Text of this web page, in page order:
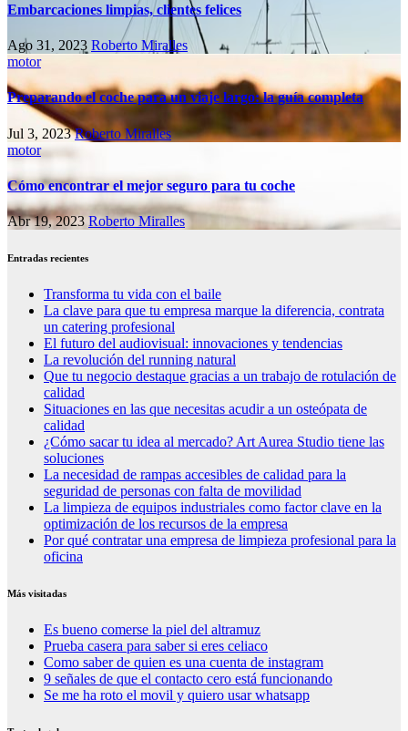
Embarcaciones limpias, clientes felices
Ago 31, 2023 Roberto Miralles
motor
Preparando el coche para un viaje largo: la guía completa
Jul 3, 2023Roberto Miralles
motor
Cómo encontrar el mejor seguro para tu coche
Abr 19, 2023Roberto Miralles
Entradas recientes
Transforma tu vida con el baile
La clave para que tu empresa marque la diferencia, contrata
un catering profesional
El futuro del audiovisual: innovaciones y tendencias
La revolución del running natural
Que tu negocio destaque gracias a un trabajo de rotulación de
calidad
Situaciones en las que necesitas acudir a un osteópata de
calidad
¿Cómo sacar tu idea al mercado? Art Aurea Studio tiene las
soluciones
La necesidad de rampas accesibles de calidad para la
seguridad de personas con falta de movilidad
La limpieza de equipos industriales como factor clave en la
optimización de los recursos de la empresa
Por qué contratar una empresa de limpieza profesional para la
oficina
Más visitadas
Es bueno comerse la piel del altramuz
Prueba casera para saber si eres celiaco
Como saber de quien es una cuenta de instagram
9 señales de que el contacto cero está funcionando
Se me ha roto el movil y quiero usar whatsapp